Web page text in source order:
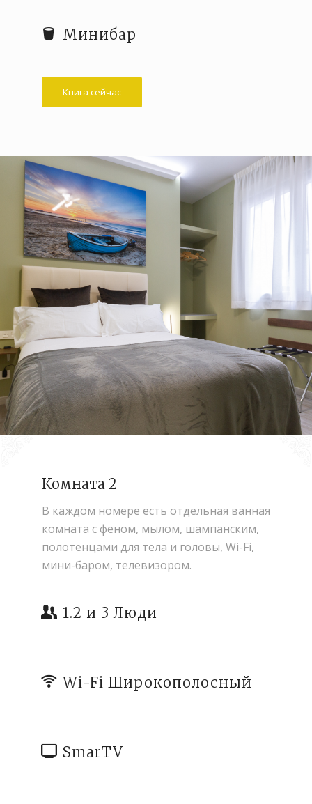
Минибар
Книга сейчас
Комната 2
В каждом номере есть отдельная ванная
комната с феном, мылом, шампанским,
полотенцами для тела и головы, Wi-Fi,
мини-баром, телевизором.
1.2 и 3 Люди
Wi-Fi Широкополосный
SmarTV